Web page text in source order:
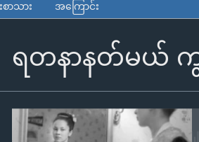
ာသား အကြောင်း
ရတနာနတ်မယ်